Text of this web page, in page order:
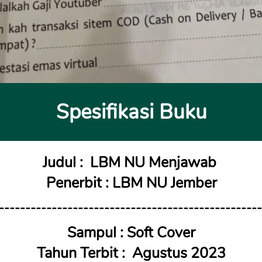
Spesifikasi Buku
Judul : LBM NU Menjawab
Penerbit : LBM NU Jember
Sampul : Soft Cover
Tahun Terbit : Agustus 2023